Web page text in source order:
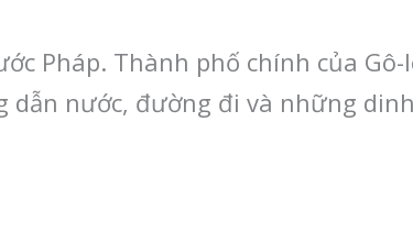
Pháp. Thành phố chính của
dẫn nước, đường đi và những